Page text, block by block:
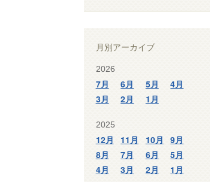
月別アーカイブ
2026
7月 6月 5月
4月
3月
2月 1月
2025
12月 11月 10月
9月
8月
7月 6月
5月
4月
3月 2月 1月